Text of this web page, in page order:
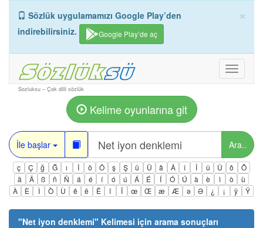
×
Sözlük uygulamamızı Google Play’den
indirebilirsiniz.
Google Play’de aç
Toggle
Sozluksu – Çok dilli sözlük
Kelime oyunlarına git
İle başlar Ara..
ç Ç ğ Ğ ı İ ö Ö ş Ş ü Ü â Â î Î û Û ô
Ô
ä
Ä ß ñ Ñ á é í ó ú Á É Í Ó Ú à è ì ò
ù
À
È Ì Ò Ù ê ë Ë ï Ï œ Œ æ Æ ə Ə ¿ ¡ ÿ Ÿ
"Net iyon denklemi" Kelimesi için arama sonuçları